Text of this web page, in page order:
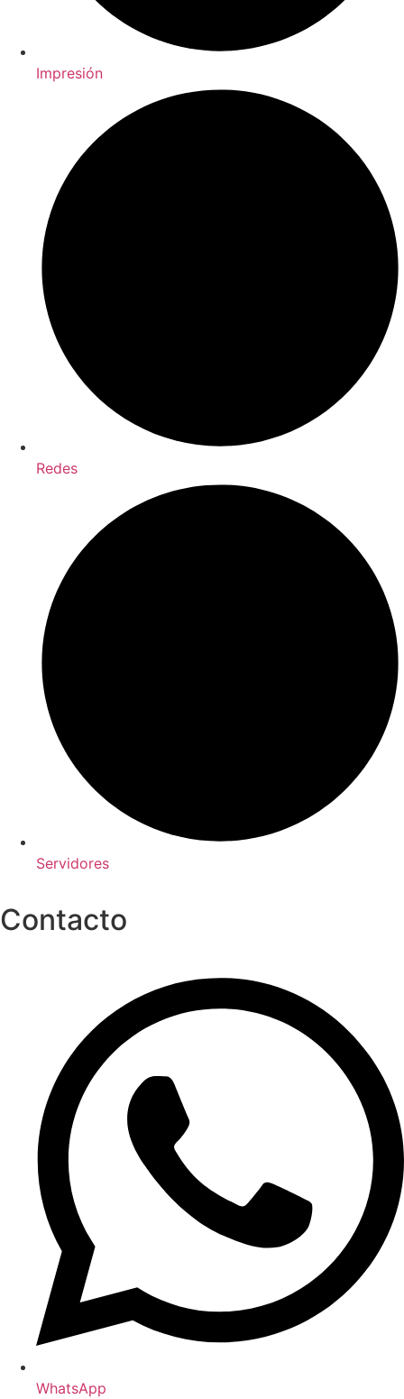
Impresión
Redes
Servidores
Contacto
WhatsApp